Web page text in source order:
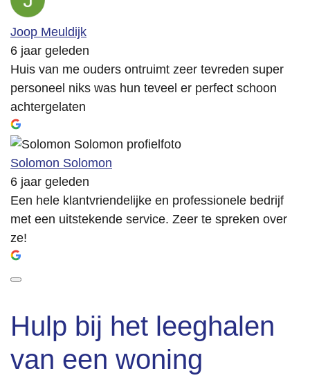
Joop Meuldijk
6 jaar geleden
Huis van me ouders ontruimt zeer tevreden super
personeel niks was hun teveel er perfect schoon
achtergelaten
Solomon Solomon
6 jaar geleden
Een hele klantvriendelijke en professionele bedrijf
met een uitstekende service. Zeer te spreken over
ze!
Hulp bij het leeghalen
van een woning